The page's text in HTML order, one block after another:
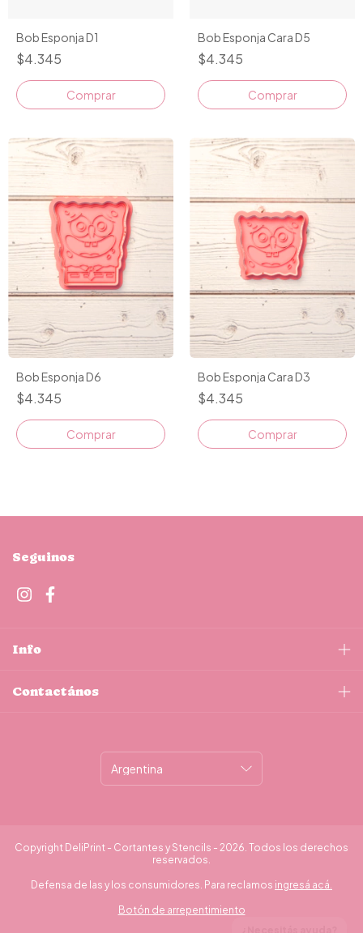
Bob Esponja D1
$4.345
Comprar
Bob Esponja Cara D5
$4.345
Comprar
Bob Esponja D6
$4.345
Comprar
Bob Esponja Cara D3
$4.345
Comprar
Seguinos
Info
Contactános
Copyright DeliPrint - Cortantes y Stencils - 2026. Todos los derechos
reservados.
Defensa de las y los consumidores. Para reclamos ingresá acá.
Botón de arrepentimiento